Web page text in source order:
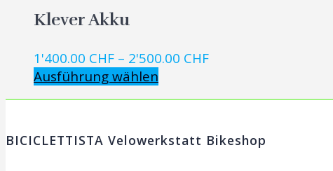
Akku)Klever Akku
1'400.00 CHF – 2'500.00 CHFPreisspanne:
bis
Ausführung wählen
Produkt
mehrere
Varianten
BICICLETTISTA Velowerkstatt Bikeshop